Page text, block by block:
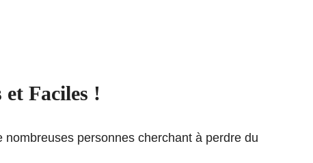
Faciles !
nombreuses personnes cherchant à perdre du